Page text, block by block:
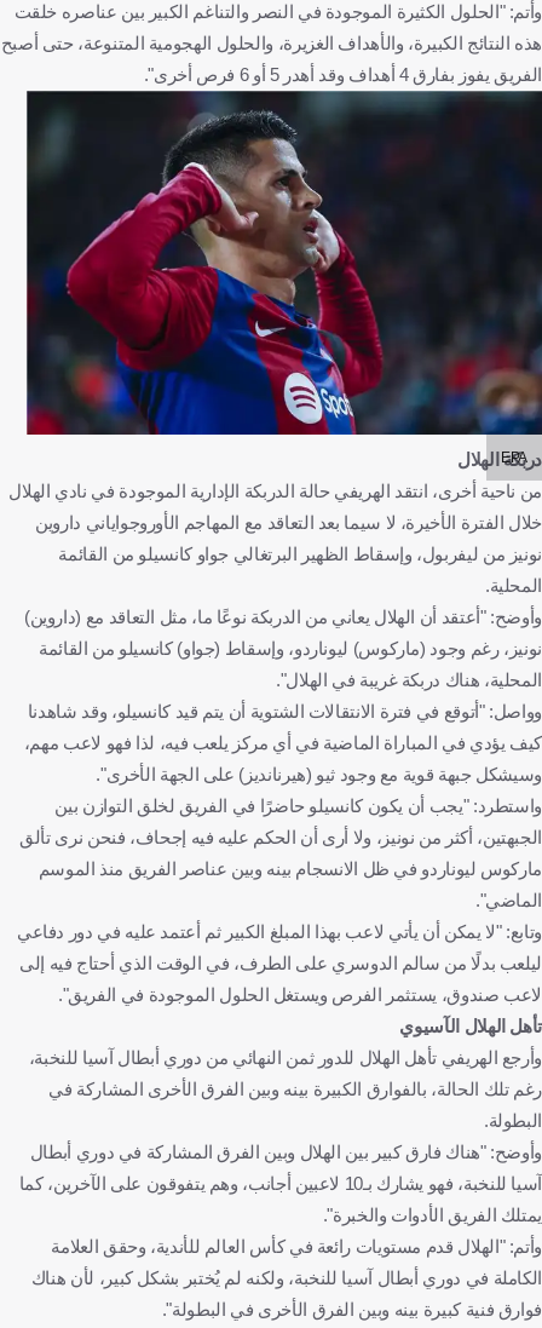
وأتم: "الحلول الكثيرة الموجودة في النصر والتناغم الكبير بين عناصره خلقت
هذه النتائج الكبيرة، والأهداف الغزيرة، والحلول الهجومية المتنوعة، حتى أصبح
الفريق يفوز بفارق 4 أهداف وقد أهدر 5 أو 6 فرص أخرى".
EPA
دربكة الهلال
من ناحية أخرى، انتقد الهريفي حالة الدربكة الإدارية الموجودة في نادي الهلال
خلال الفترة الأخيرة، لا سيما بعد التعاقد مع المهاجم الأوروجواياني داروين
نونيز من ليفربول، وإسقاط الظهير البرتغالي جواو كانسيلو من القائمة
المحلية.
وأوضح: "أعتقد أن الهلال يعاني من الدربكة نوعًا ما، مثل التعاقد مع (داروين)
نونيز، رغم وجود (ماركوس) ليوناردو، وإسقاط (جواو) كانسيلو من القائمة
المحلية، هناك دربكة غريبة في الهلال".
وواصل: "أتوقع في فترة الانتقالات الشتوية أن يتم قيد كانسيلو، وقد شاهدنا
كيف يؤدي في المباراة الماضية في أي مركز يلعب فيه، لذا فهو لاعب مهم،
وسيشكل جبهة قوية مع وجود ثيو (هيرنانديز) على الجهة الأخرى".
واستطرد: "يجب أن يكون كانسيلو حاضرًا في الفريق لخلق التوازن بين
الجبهتين، أكثر من نونيز، ولا أرى أن الحكم عليه فيه إجحاف، فنحن نرى تألق
ماركوس ليوناردو في ظل الانسجام بينه وبين عناصر الفريق منذ الموسم
الماضي".
وتابع: "لا يمكن أن يأتي لاعب بهذا المبلغ الكبير ثم أعتمد عليه في دور دفاعي
ليلعب بدلًا من سالم الدوسري على الطرف، في الوقت الذي أحتاج فيه إلى
لاعب صندوق، يستثمر الفرص ويستغل الحلول الموجودة في الفريق".
تأهل الهلال الآسيوي
وأرجع الهريفي تأهل الهلال للدور ثمن النهائي من دوري أبطال آسيا للنخبة،
رغم تلك الحالة، بالفوارق الكبيرة بينه وبين الفرق الأخرى المشاركة في
البطولة.
وأوضح: "هناك فارق كبير بين الهلال وبين الفرق المشاركة في دوري أبطال
آسيا للنخبة، فهو يشارك بـ10 لاعبين أجانب، وهم يتفوقون على الآخرين، كما
يمتلك الفريق الأدوات والخبرة".
وأتم: "الهلال قدم مستويات رائعة في كأس العالم للأندية، وحقق العلامة
الكاملة في دوري أبطال آسيا للنخبة، ولكنه لم يُختبر بشكل كبير، لأن هناك
فوارق فنية كبيرة بينه وبين الفرق الأخرى في البطولة".